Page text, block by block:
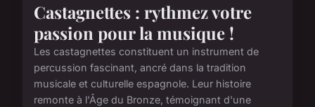
Castagnettes : rythmez votre
passion pour la musique !
Les castagnettes constituent un instrument de
percussion fascinant, ancré dans la tradition
musicale et culturelle espagnole. Leur histoire
remonte à l'Âge du Bronze, témoignant d'une